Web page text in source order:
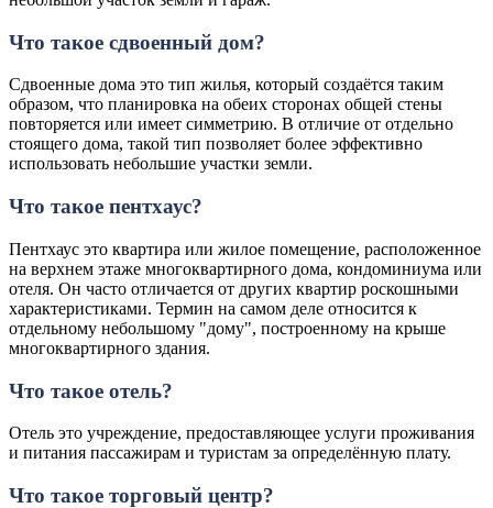
Что такое сдвоенный дом?
Сдвоенные дома это тип жилья, который создаётся таким
образом, что планировка на обеих сторонах общей стены
повторяется или имеет симметрию. В отличие от отдельно
стоящего дома, такой тип позволяет более эффективно
использовать небольшие участки земли.
Что такое пентхаус?
Пентхаус это квартира или жилое помещение, расположенное
на верхнем этаже многоквартирного дома, кондоминиума или
отеля. Он часто отличается от других квартир роскошными
характеристиками. Термин на самом деле относится к
отдельному небольшому "дому", построенному на крыше
многоквартирного здания.
Что такое отель?
Отель это учреждение, предоставляющее услуги проживания
и питания пассажирам и туристам за определённую плату.
Что такое торговый центр?